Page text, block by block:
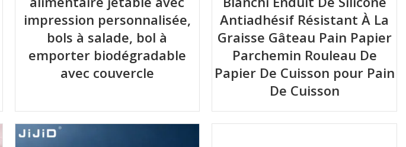
impression personnalisée,
bols à salade, bol à
emporter biodégradable
avec couvercle
Antiadhésif Résistant À La
Graisse Gâteau Pain Papier
Parchemin Rouleau De
Papier De Cuisson pour Pain
De Cuisson